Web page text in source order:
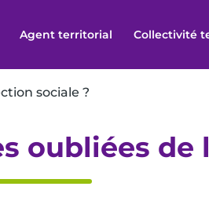
Agent territorial Collectivité
sociale ?
oubliées de